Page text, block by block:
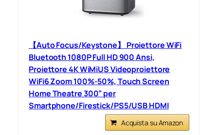
【Auto Focus/Keystone】 Proiettore WiFi
Bluetooth 1080P Full HD 900 Ansi,
Proiettore 4K WiMiUS Videoproiettore
WiFi6 Zoom 100%-50%, Touch Screen
Home Theatre 300” per
Smartphone/Firestick/PS5/USB HDMI
Acquista su Amazon